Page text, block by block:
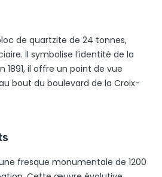
de quartzite de 24 tonnes,
Il symbolise l’identité de la
1891, il offre un point de vue
bout du boulevard de la Croix-
fresque monumentale de 1200